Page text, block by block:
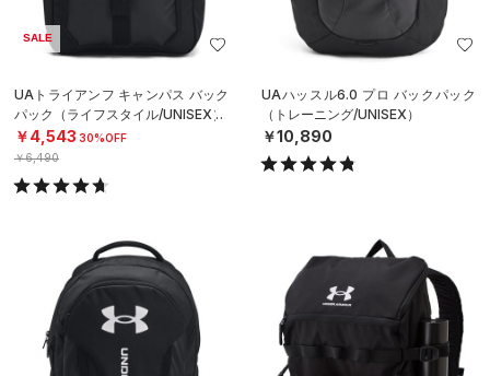
SALE
UAトライアンフ キャンパス バック
パック（ライフスタイル/UNISEX）
￥4,543 30%OFF
￥6,490
UAハッスル6.0 プロ バックパック
（トレーニング/UNISEX）
￥10,890